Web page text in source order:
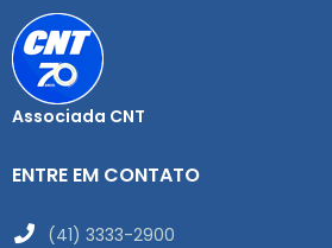
Associada CNT
ENTRE EM CONTATO
(41) 3333-2900